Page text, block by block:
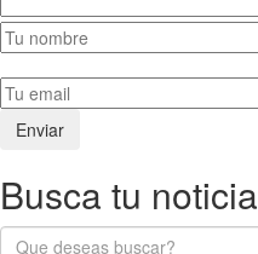
Busca tu noticia